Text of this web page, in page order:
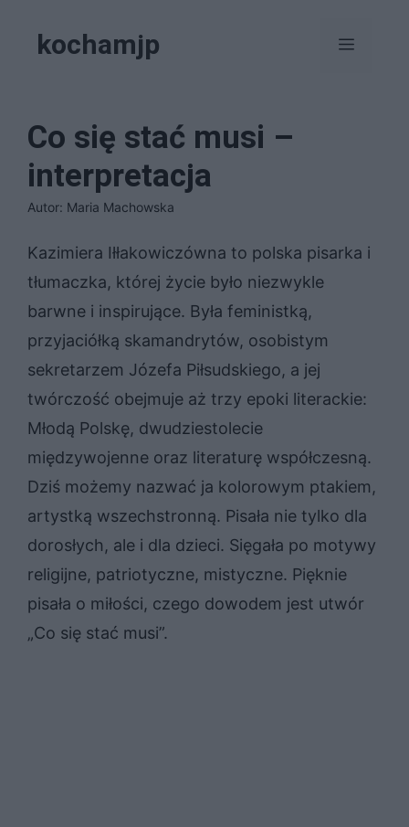
kochamjp Menu
Co się stać musi –
interpretacja
Autor: Maria Machowska
Kazimiera Iłłakowiczówna to polska pisarka i
tłumaczka, której życie było niezwykle
barwne i inspirujące. Była feministką,
przyjaciółką skamandrytów, osobistym
sekretarzem Józefa Piłsudskiego, a jej
twórczość obejmuje aż trzy epoki literackie:
Młodą Polskę, dwudziestolecie
międzywojenne oraz literaturę współczesną.
Dziś możemy nazwać ja kolorowym ptakiem,
artystką wszechstronną. Pisała nie tylko dla
dorosłych, ale i dla dzieci. Sięgała po motywy
religijne, patriotyczne, mistyczne. Pięknie
pisała o miłości, czego dowodem jest utwór
„Co się stać musi”.